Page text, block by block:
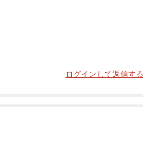
ログインして返信する